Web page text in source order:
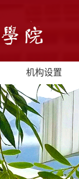
机构设置